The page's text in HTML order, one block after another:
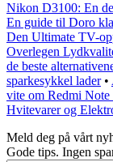
Nikon D3100: En
En guide til Doro
Den Ultimate TV-
Overlegen
de beste
sparkesykkel lader•
vite om Redmi Note
Hvitevarer og
Meld deg på vårt
Gode ​​tips. Ingen